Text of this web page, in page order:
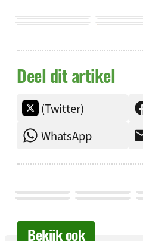
Deel dit artikel
(Twitter)
WhatsApp
Bekijk ook